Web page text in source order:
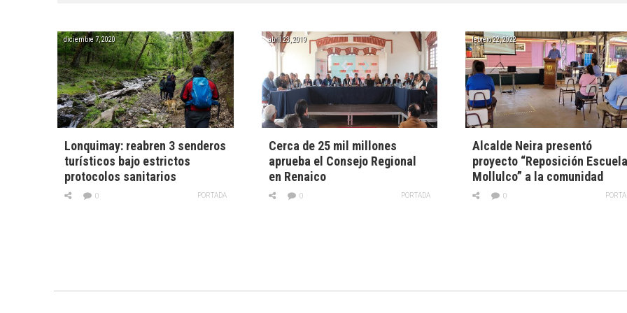
diciembre 7, 2020
Lonquimay: reabren 3 senderos
turísticos bajo estrictos
protocolos sanitarios
PORTADA
0
abril 23, 2019
Cerca de 25 mil millones
aprueba el Consejo Regional
en Renaico
PORTADA
0
febrero 22, 2022
Alcalde Neira presentó
proyecto “Reposición
Mollulco” a la comunidad
0